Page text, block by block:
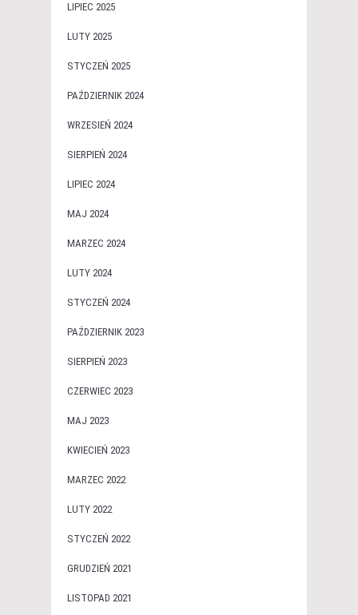
LIPIEC 2025
LUTY 2025
STYCZEŃ 2025
PAŹDZIERNIK 2024
WRZESIEŃ 2024
SIERPIEŃ 2024
LIPIEC 2024
MAJ 2024
MARZEC 2024
LUTY 2024
STYCZEŃ 2024
PAŹDZIERNIK 2023
SIERPIEŃ 2023
CZERWIEC 2023
MAJ 2023
KWIECIEŃ 2023
MARZEC 2022
LUTY 2022
STYCZEŃ 2022
GRUDZIEŃ 2021
LISTOPAD 2021